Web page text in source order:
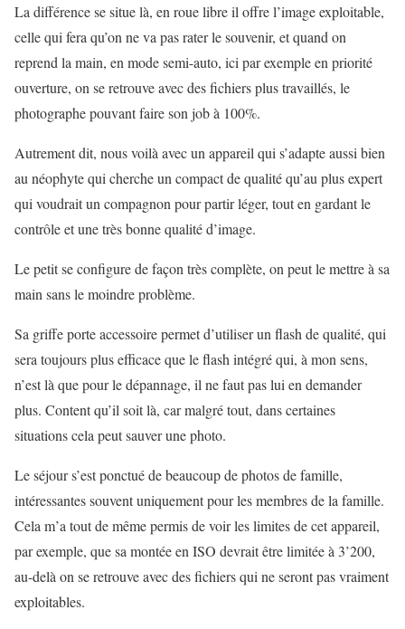
La différence se situe là, en roue libre il offre l’image exploitable,
celle qui fera qu’on ne va pas rater le souvenir, et quand on
reprend la main, en mode semi-auto, ici par exemple en priorité
ouverture, on se retrouve avec des fichiers plus travaillés, le
photographe pouvant faire son job à 100%.
Autrement dit, nous voilà avec un appareil qui s’adapte aussi bien
au néophyte qui cherche un compact de qualité qu’au plus expert
qui voudrait un compagnon pour partir léger, tout en gardant le
contrôle et une très bonne qualité d’image.
Le petit se configure de façon très complète, on peut le mettre à sa
main sans le moindre problème.
Sa griffe porte accessoire permet d’utiliser un flash de qualité, qui
sera toujours plus efficace que le flash intégré qui, à mon sens,
n’est là que pour le dépannage, il ne faut pas lui en demander
plus. Content qu’il soit là, car malgré tout, dans certaines
situations cela peut sauver une photo.
Le séjour s’est ponctué de beaucoup de photos de famille,
intéressantes souvent uniquement pour les membres de la famille.
Cela m’a tout de même permis de voir les limites de cet appareil,
par exemple, que sa montée en ISO devrait être limitée à 3’200,
au-delà on se retrouve avec des fichiers qui ne seront pas vraiment
exploitables.